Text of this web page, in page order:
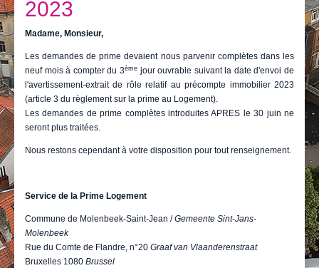
E-guichet / Prendre RDV
Actualités
2023
Madame, Monsieur,
Les demandes de prime devaient nous parvenir complètes dans les
neuf mois à compter du 3èmejour ouvrable suivant la date d'envoi de
l'avertissement-extrait de rôle relatif au précompte immobilier 2023
(article 3 du règlement sur la prime au Logement).
Les demandes de prime complètes introduites APRES le 30 juin ne
seront plus traitées.
Nous restons cependant à votre disposition pour tout renseignement.
Service de la Prime Logement
Commune de Molenbeek-Saint-Jean /Gemeente Sint-Jans-
Molenbeek
Rue du Comte de Flandre, n°20 Graaf van Vlaanderenstraat
Bruxelles 1080 Brussel